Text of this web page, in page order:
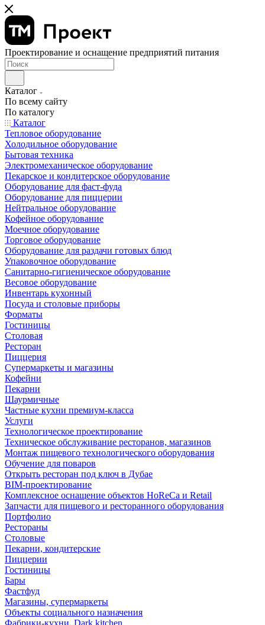
Проектирование и оснащение предприятий питания
Каталог
По всему сайту
По каталогу
Каталог
Тепловое оборудование
Холодильное оборудование
Бытовая техника
Электромеханическое оборудование
Пекарское и кондитерское оборудование
Оборудование для фаст-фуда
Оборудование для пиццерии
Нейтральное оборудование
Кофейное оборудование
Моечное оборудование
Торговое оборудование
Оборудование для раздачи готовых блюд
Упаковочное оборудование
Санитарно-гигиеническое оборудование
Весовое оборудование
Инвентарь кухонный
Посуда и столовые приборы
Форматы
Гостиницы
Столовая
Ресторан
Пиццерия
Супермаркеты и магазины
Кофейни
Пекарни
Шаурмичные
Частные кухни премиум-класса
Услуги
Технологическое проектирование
Техническое обслуживание ресторанов, магазинов
Монтаж пищевого технологического оборудования
Обучение для поваров
Открыть ресторан под ключ в Дубае
BIM-проектирование
Комплексное оснащение объектов HoReCa и Retail
Запчасти для пищевого и ресторанного оборудования
Портфолио
Рестораны
Столовые
Пекарни, кондитерские
Пиццерии
Гостиницы
Бары
Фастфуд
Магазины, супермаркеты
Объекты социального назначения
Фабрики-кухни, Dark kitchen